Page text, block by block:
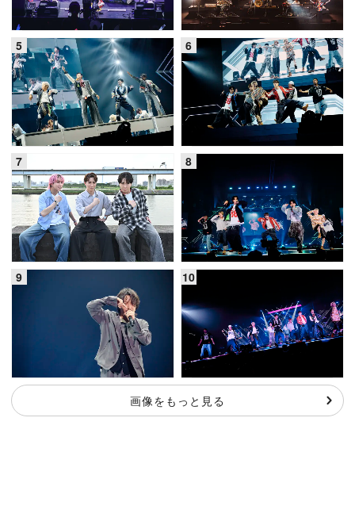
画像をもっと見る